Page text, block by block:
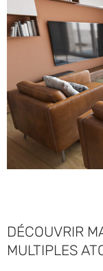
DÉCOUVRIR
MULTIPLES